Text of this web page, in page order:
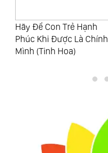
Hãy Để Con Trẻ Hạnh
Phúc Khi Được Là Chính
Mình (Tinh Hoa)